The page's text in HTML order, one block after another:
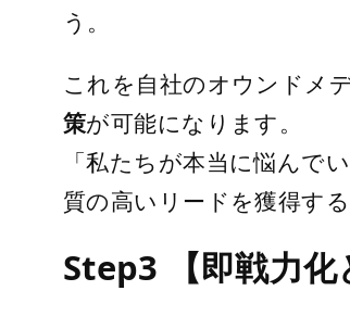
う。
これを自社のオウンドメ
策が可能になります。
「私たちが本当に悩んで
質の高いリードを獲得す
Step3 【即戦力化